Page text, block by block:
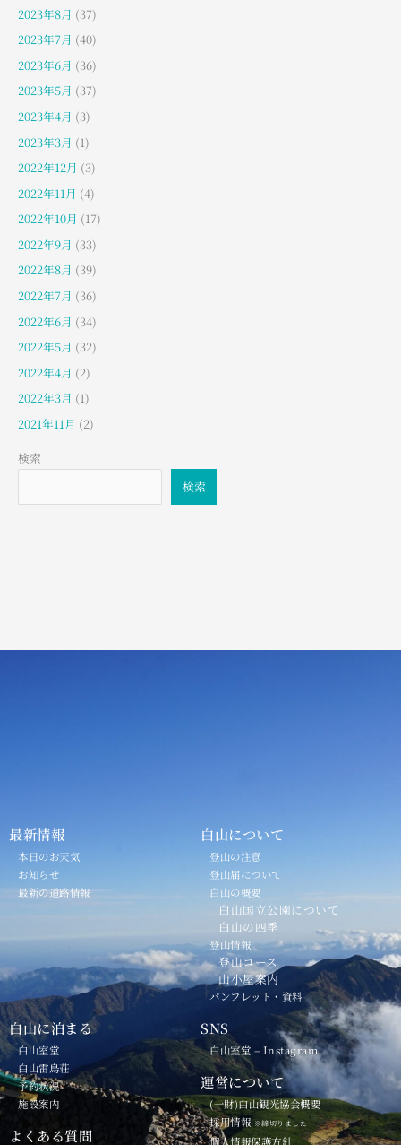
2023年8月 (37)
2023年7月 (40)
2023年6月 (36)
2023年5月 (37)
2023年4月 (3)
2023年3月 (1)
2022年12月 (3)
2022年11月 (4)
2022年10月 (17)
2022年9月 (33)
2022年8月 (39)
2022年7月 (36)
2022年6月 (34)
2022年5月 (32)
2022年4月 (2)
2022年3月 (1)
2021年11月 (2)
検索
検索
最新情報
本日のお天気
お知らせ
最新の道路情報
白山について
登山の注意
登山届について
白山の概要
白山国立公園について
白山の四季
登山情報
登山コース
山小屋案内
パンフレット・資料
白山に泊まる
白山室堂
白山雷鳥荘
予約状況
施設案内
よくある質問
SNS
白山室堂 – Instagram
運営について
(一財)白山観光協会概要
採用情報 ※締切りました
個人情報保護方針